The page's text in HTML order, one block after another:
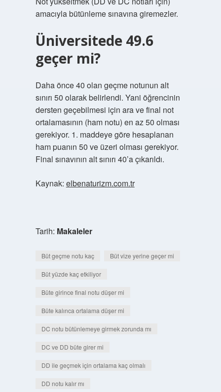
amacıyla bütünleme sınavına giremezler.
Üniversitede 49.6
geçer mi?
Daha önce 40 olan geçme notunun alt
sınırı 50 olarak belirlendi. Yani öğrencinin
dersten geçebilmesi için ara ve final not
ortalamasının (ham notu) en az 50 olması
gerekiyor. 1. maddeye göre hesaplanan
ham puanın 50 ve üzeri olması gerekiyor.
Final sınavının alt sınırı 40’a çıkarıldı.
Kaynak: elbenaturizm.com.tr
Tarih: Makaleler
Büt geçme notu kaç Büt vize yerine geçer mi
Büt yüzde kaç etkiliyor
Büte girince final notu düşer mi
Büte kalınca ortalama düşer mi
DC notu bütünlemeye girmek zorunda mı
DC ve DD büte girer mi
DD ile geçmek için ortalama kaç olmalı
DD notu kalır mı